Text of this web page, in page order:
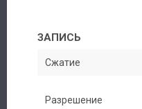
ЗАПИСЬ
Сжатие
Разрешение